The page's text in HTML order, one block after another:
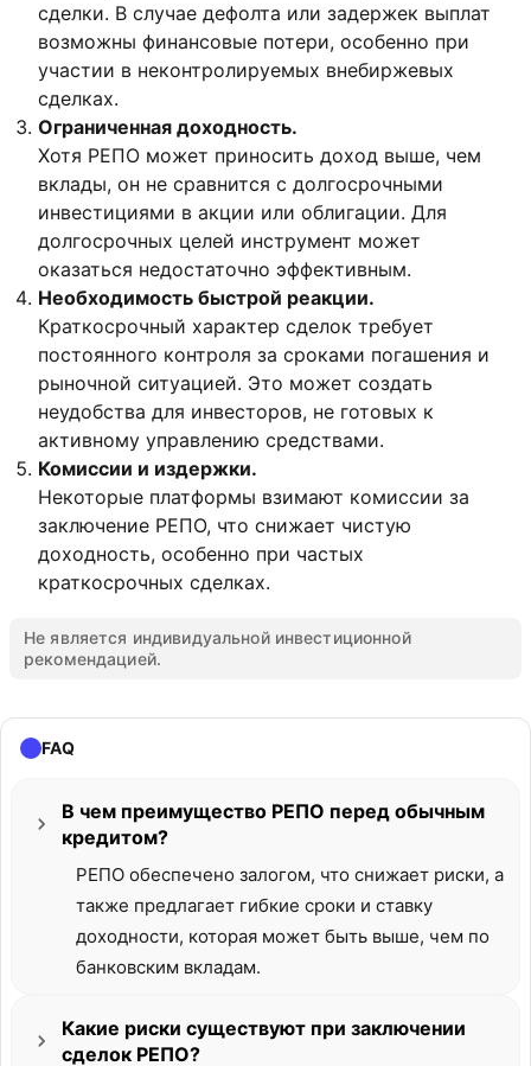
сделки. В случае дефолта или задержек выплат
возможны финансовые потери, особенно при
участии в неконтролируемых внебиржевых
сделках.
Ограниченная доходность.
Хотя РЕПО может приносить доход выше, чем
вклады, он не сравнится с долгосрочными
инвестициями в акции или облигации. Для
долгосрочных целей инструмент может
оказаться недостаточно эффективным.
Необходимость быстрой реакции.
Краткосрочный характер сделок требует
постоянного контроля за сроками погашения и
рыночной ситуацией. Это может создать
неудобства для инвесторов, не готовых к
активному управлению средствами.
Комиссии и издержки.
Некоторые платформы взимают комиссии за
заключение РЕПО, что снижает чистую
доходность, особенно при частых
краткосрочных сделках.
Не является индивидуальной инвестиционной
рекомендацией.
FAQ
В чем преимущество РЕПО перед обычным
кредитом?
РЕПО обеспечено залогом, что снижает риски, а
также предлагает гибкие сроки и ставку
доходности, которая может быть выше, чем по
банковским вкладам.
Какие риски существуют при заключении
сделок РЕПО?